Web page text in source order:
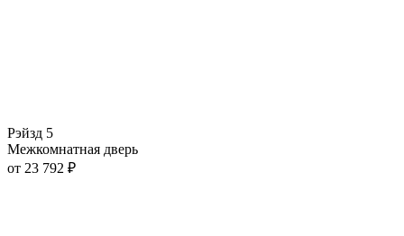
Рэйзд 5
Межкомнатная дверь
от 23 792 ₽